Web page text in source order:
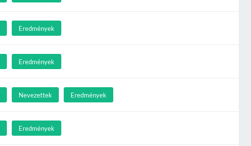
Eredmények
Eredmények
Nevezettek Eredmények
Eredmények